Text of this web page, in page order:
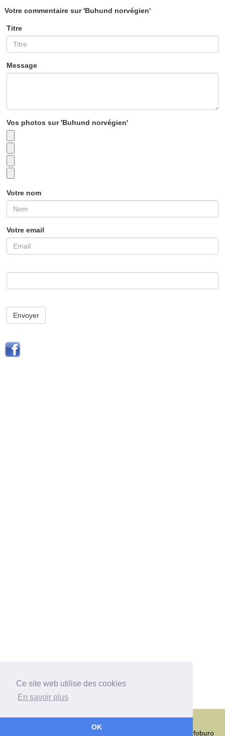
Ce site web utilise des cookies
En savoir plus
OK
Votre commentaire sur 'Buhund norvégien'
Titre
Message
Vos photos sur 'Buhund norvégien'
Votre nom
Votre email
Envoyer
Qui sommes-nous ?
Création infoburo